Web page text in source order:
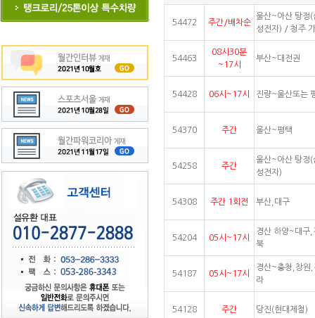
54472 주간/배차순
울산~아산 탕정(
성전자) / 청주
54463
08시30분
~17시
부산~대전권
54428 06시~17시 진량~울산또는
54370 주간 울산~평택
54258 주간
울산~아산 탕정(
성전자)
54308 주간 1회전 부산,대구
54204 05시~17시
경산 하양~대구,
북
54187 05시~17시
경산~충청,창원,
라
54128 주간 당진(현대제철)